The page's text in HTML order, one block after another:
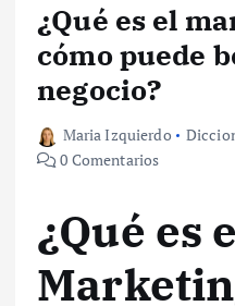
¿Qué es el
cómo puede
negocio?
Maria Izquierdo
0 Comentarios
¿Qué es